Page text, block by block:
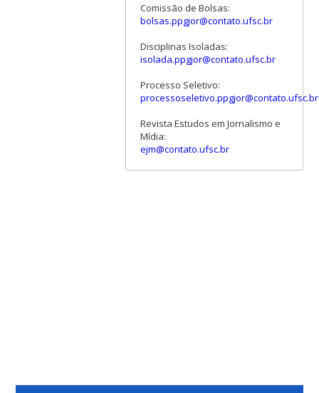
Comissão de Bolsas:
bolsas.ppgjor@contato.ufsc.br
Disciplinas Isoladas:
isolada.ppgjor@contato.ufsc.br
Processo Seletivo:
processoseletivo.ppgjor@contato.ufsc.br
Revista Estudos em Jornalismo e
Mídia:
ejm@contato.ufsc.br